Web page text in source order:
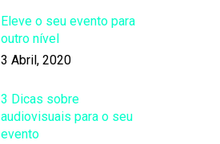
Eleve o seu evento para
outro nível
3 Abril, 2020
3 Dicas sobre
audiovisuais para o seu
evento